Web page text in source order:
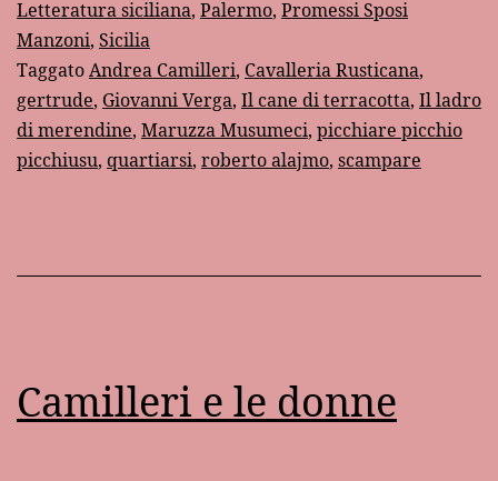
italiani
Letteratura siciliana, Palermo, Promessi Sposi
Manzoni, Sicilia
TaggatoAndrea Camilleri, Cavalleria Rusticana,
gertrude, Giovanni Verga, Il cane di terracotta, Il ladro
di merendine, Maruzza Musumeci, picchiare picchio
picchiusu, quartiarsi, roberto alajmo, scampare
Camilleri e le donne